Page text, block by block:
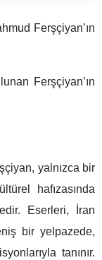
Ferşçiyan’ın
Ferşçiyan’ın
yalnızca bir
hafızasında
Eserleri, İran
bir yelpazede,
tanınır.